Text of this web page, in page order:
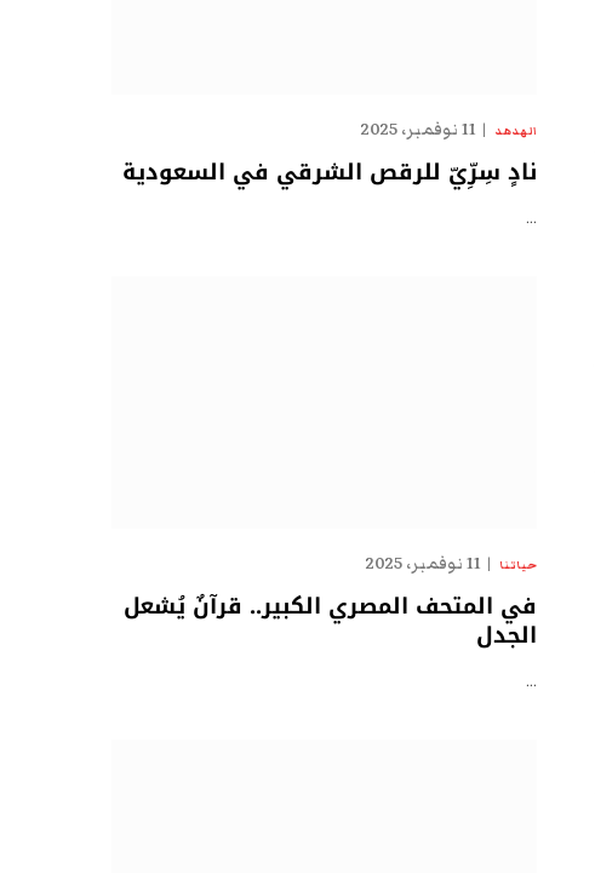
الهدهد 11 نوفمبر، 2025
نادٍ سِرِّيّ للرقص الشرقي في السعودية
…
حياتنا 11 نوفمبر، 2025
في المتحف المصري الكبير.. قرآنٌ يُشعل
الجدل
…